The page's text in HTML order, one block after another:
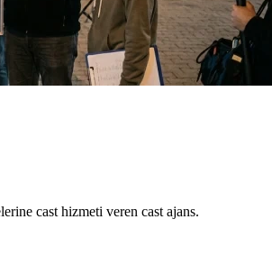
cast hizmeti veren cast ajans.